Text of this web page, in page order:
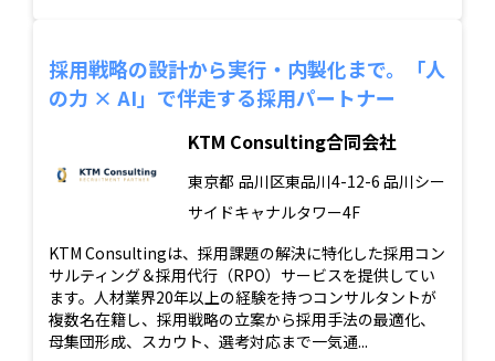
採用戦略の設計から実行・内製化まで。「人
の力 × AI」で伴走する採用パートナー
KTM Consulting合同会社
東京都 品川区東品川4-12-6 品川シー
サイドキャナルタワー4F
KTM Consultingは、採用課題の解決に特化した採用コン
サルティング＆採用代行（RPO）サービスを提供してい
ます。人材業界20年以上の経験を持つコンサルタントが
複数名在籍し、採用戦略の立案から採用手法の最適化、
母集団形成、スカウト、選考対応まで一気通...